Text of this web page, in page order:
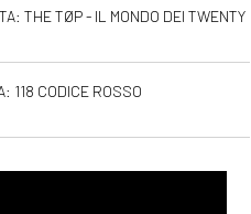
THE TØP - IL MONDO DEI TWENTY
118 CODICE ROSSO